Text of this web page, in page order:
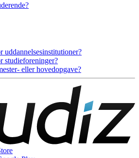
uddannelsesinstitutioner?
studieforeninger?
eller hovedopgave?